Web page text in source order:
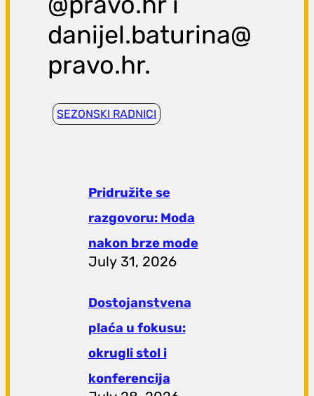
danijel.baturina@
pravo.hr.
SEZONSKI RADNICI
Pridružite se
razgovoru: Moda
nakon brze mode
July 31, 2026
Dostojanstvena
plaća u fokusu:
okrugli stol i
konferencija